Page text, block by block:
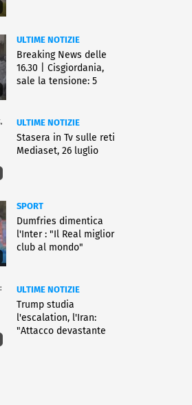
ULTIME NOTIZIE
Breaking News delle
16.30 | Cisgiordania,
sale la tensione: 5
ULTIME NOTIZIE
Stasera in Tv sulle reti
Mediaset, 26 luglio
SPORT
Dumfries dimentica
l'Inter : "Il Real miglior
club al mondo"
ULTIME NOTIZIE
Trump studia
l'escalation, l'Iran:
"Attacco devastante